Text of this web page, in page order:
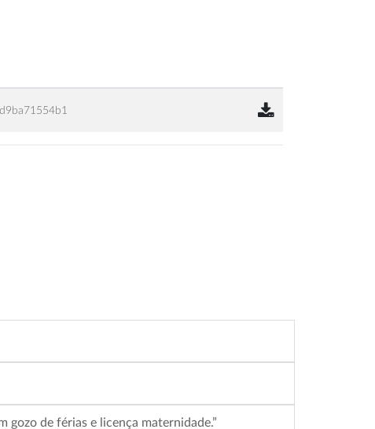
gozo de férias e licença maternidade.”